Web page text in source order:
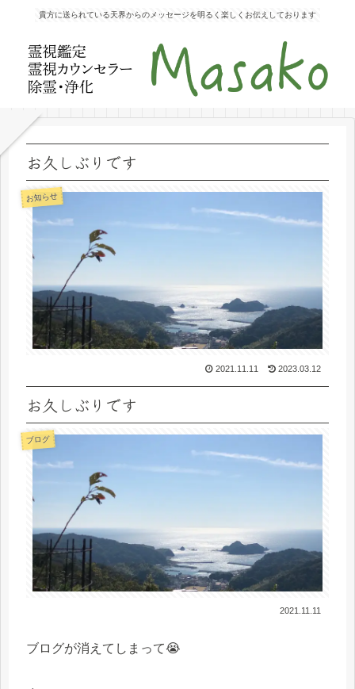
貴方に送られている天界からのメッセージを明るく楽しくお伝えしております
お久しぶりです
お知らせ
2021.11.11 2023.03.12
お久しぶりです
ブログ
2021.11.11
ブログが消えてしまって😭